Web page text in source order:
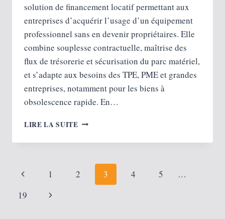
solution de financement locatif permettant aux
entreprises d’acquérir l’usage d’un équipement
professionnel sans en devenir propriétaires. Elle
combine souplesse contractuelle, maîtrise des
flux de trésorerie et sécurisation du parc matériel,
et s’adapte aux besoins des TPE, PME et grandes
entreprises, notamment pour les biens à
obsolescence rapide. En…
LIRE LA SUITE LOCATION
UN
POUR
VOTRE
SÉCURITÉ
Navigation
de
Page
précédente
1 2 3 4 5
…
19
Page